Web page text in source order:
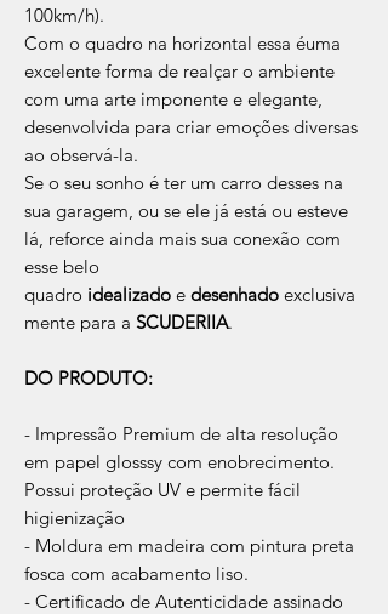
100km/h).
Com o quadro na horizontal essa éuma
excelente forma de realçar o ambiente
com uma arte imponente e elegante,
desenvolvida para criar emoções diversas
ao observá-la.
Se o seu sonho é ter um carro desses na
sua garagem, ou se ele já está ou esteve
lá, reforce ainda mais sua conexão com
esse belo
quadro idealizado e desenhado exclusiva
mente para a SCUDERIIA.
DO PRODUTO:
- Impressão Premium de alta resolução
em papel glosssy com enobrecimento.
Possui proteção UV e permite fácil
higienização
- Moldura em madeira com pintura preta
fosca com acabamento liso.
- Certificado de Autenticidade assinado